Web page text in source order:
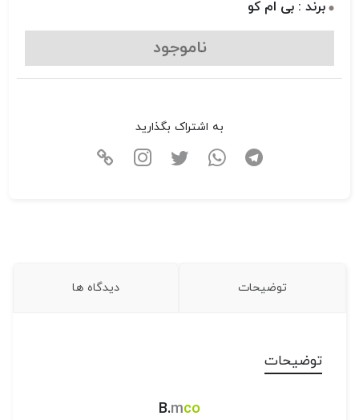
برند : بی ام کو
ناموجود
به اشتراک بگذارید
توضیحات دیدگاه ها
توضیحات
B.mco